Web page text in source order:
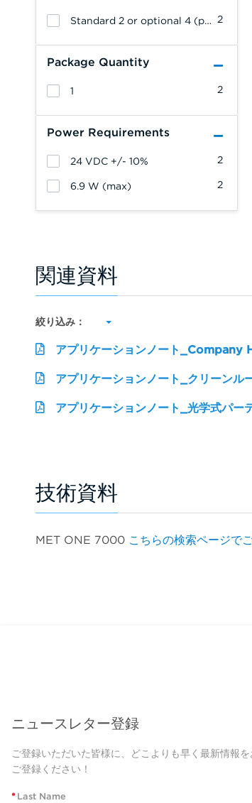
2
Standard 2 or optional 4 (pulse units 2 channels only)
Package Quantity
2
1
Power Requirements
2
24 VDC +/- 10%
2
6.9 W (max)
関連資料
絞り込み：
アプリケーションノート_Company
アプリケーションノート_クリーンル
アプリケーションノート_光学式パ
技術資料
MET ONE 7000 こちらの検索ページで
ニュースレター登録
ご登録いただいた皆様に、どこよりも早く最新情報
ご登録ください！
* Last Name